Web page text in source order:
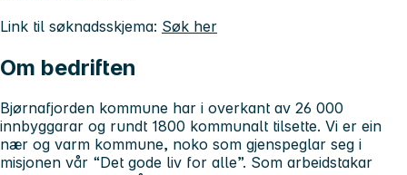
Link til søknadsskjema: Søk her
Om bedriften
Bjørnafjorden kommune har i overkant av 26 000
innbyggarar og rundt 1800 kommunalt tilsette. Vi er ein
nær og varm kommune, noko som gjenspeglar seg i
misjonen vår “Det gode liv for alle”. Som arbeidstakar